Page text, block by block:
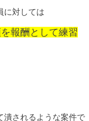
に対しては
報酬として練習
潰されるような案件で